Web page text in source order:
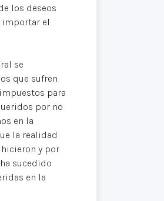
los deseos
importar el
se
que sufren
para
por no
en la
la realidad
y por
sucedido
en la